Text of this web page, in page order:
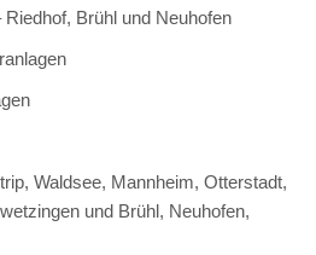
Riedhof, Brühl und Neuhofen
Waldsee, Mannheim, Otterstadt,
und Brühl, Neuhofen,